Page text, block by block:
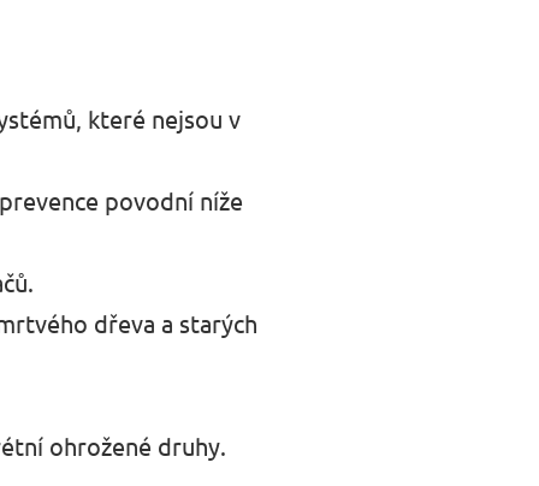
které nejsou v
povodní níže
dřeva a starých
ohrožené druhy.